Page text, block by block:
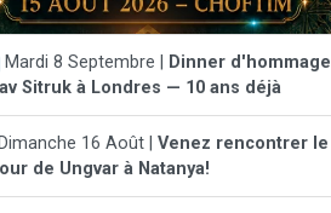
Mardi 8 Septembre |
Dinner d'hommage
Sitruk à Londres — 10 ans déjà
16 Août | Venez rencontrer le
de Ungvar à Natanya!